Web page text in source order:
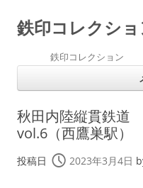
鉄印コレクショ
鉄印コレクション
秋田内陸縦貫鉄道
vol.6（西鷹巣駅）
投稿日 2023年3月4日